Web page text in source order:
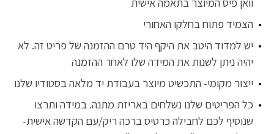
הצמיד פתוח בחלקו האחורי
יש למדוד היטב את היקף היד טרם ההזמנה של פריט זה. לא
יהיה ניתן לשנות את המידה שלו לאחר ההזמנה
ייצור מקומי- התכשיט מיוצר בעבודת יד מלאה בסטודיו שלנו
כל הפריטים שלנו נשלחים באריזת מתנה. במידה ותרצו
שנוסיף לכם לחבילה כרטיס ברכה ריק/עם הקדשה אישית-